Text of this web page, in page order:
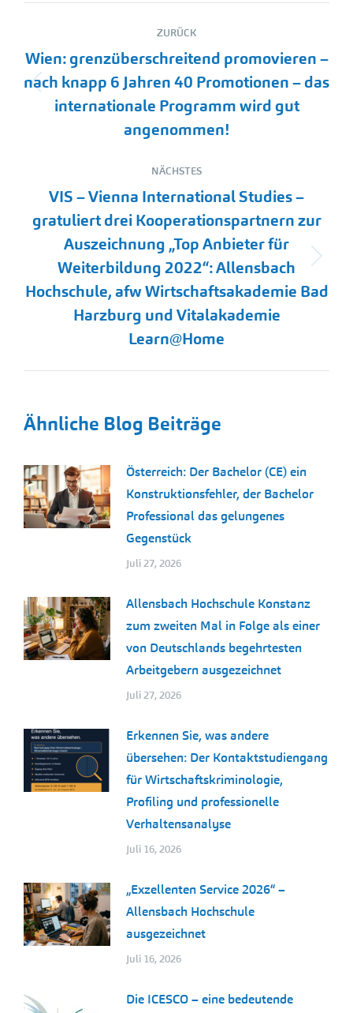
Kommentarnavigation
ZURÜCK
Vorheriger
Beitrag:
Wien: grenzüberschreitend promovieren –
nach knapp 6 Jahren 40 Promotionen – das
internationale Programm wird gut
angenommen!
NÄCHSTES
Nächster
Beitrag:
VIS – Vienna International Studies –
gratuliert drei Kooperationspartnern zur
Auszeichnung „Top Anbieter für
Weiterbildung 2022“: Allensbach
Hochschule, afw Wirtschaftsakademie Bad
Harzburg und Vitalakademie
Learn@Home
Ähnliche Blog Beiträge
Österreich: Der Bachelor (CE) ein
Konstruktionsfehler, der Bachelor
Professional das gelungenes
Gegenstück
Juli 27, 2026
Allensbach Hochschule Konstanz
zum zweiten Mal in Folge als einer
von Deutschlands begehrtesten
Arbeitgebern ausgezeichnet
Juli 27, 2026
Erkennen Sie, was andere
übersehen: Der Kontaktstudiengang
für Wirtschaftskriminologie,
Profiling und professionelle
Verhaltensanalyse
Juli 16, 2026
„Exzellenten Service 2026“ –
Allensbach Hochschule
ausgezeichnet
Juli 16, 2026
Die ICESCO – eine bedeutende